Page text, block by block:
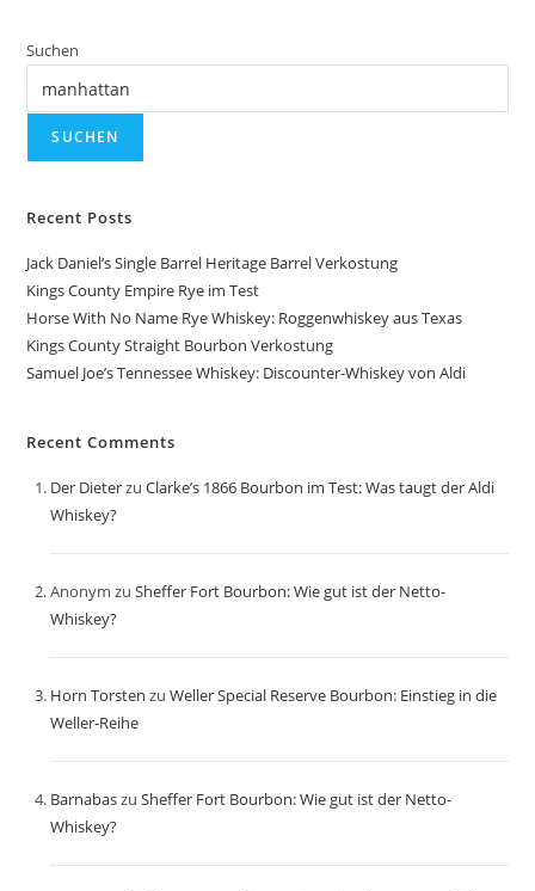
Suchen
SUCHEN
Recent Posts
Jack Daniel’s Single Barrel Heritage Barrel Verkostung
Kings County Empire Rye im Test
Horse With No Name Rye Whiskey: Roggenwhiskey aus Texas
Kings County Straight Bourbon Verkostung
Samuel Joe’s Tennessee Whiskey: Discounter-Whiskey von Aldi
Recent Comments
Der DieterzuClarke’s 1866 Bourbon im Test: Was taugt der Aldi
Whiskey?
Anonym zuSheffer Fort Bourbon: Wie gut ist der Netto-
Whiskey?
Horn Torsten zuWeller Special Reserve Bourbon: Einstieg in die
Weller-Reihe
BarnabaszuSheffer Fort Bourbon: Wie gut ist der Netto-
Whiskey?